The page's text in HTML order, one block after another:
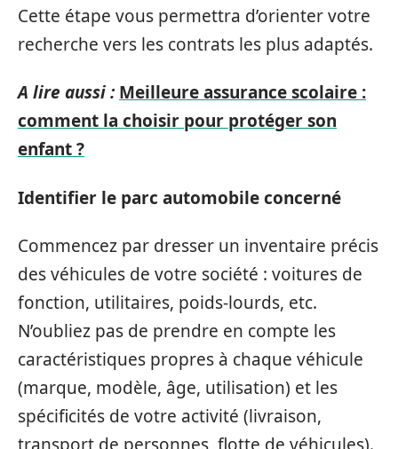
Cette étape vous permettra d’orienter votre
recherche vers les contrats les plus adaptés.
A lire aussi : Meilleure assurance scolaire :
comment la choisir pour protéger son
enfant ?
Identifier le parc automobile concerné
Commencez par dresser un inventaire précis
des véhicules de votre société : voitures de
fonction, utilitaires, poids-lourds, etc.
N’oubliez pas de prendre en compte les
caractéristiques propres à chaque véhicule
(marque, modèle, âge, utilisation) et les
spécificités de votre activité (livraison,